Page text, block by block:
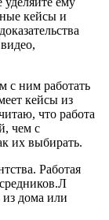
кейсы и
с ним работать
кейсы из
что работа
чем с
их выбирать.
Работая
из дома или